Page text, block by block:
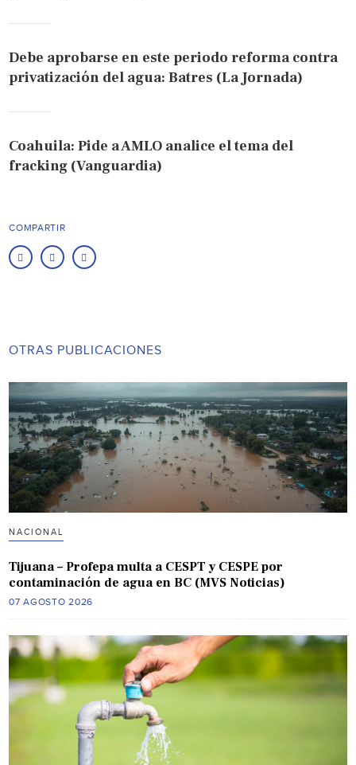
Debe aprobarse en este periodo reforma contra
privatización del agua: Batres (La Jornada)
Coahuila: Pide a AMLO analice el tema del
fracking (Vanguardia)
COMPARTIR
OTRAS PUBLICACIONES
NACIONAL
Tijuana – Profepa multa a CESPT y CESPE por
contaminación de agua en BC (MVS Noticias)
07 AGOSTO 2026